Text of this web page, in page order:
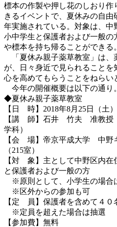
標本の作製や押し花のしおり
きるイベントで、夏休みの自
年実施されている。対象は、中
小中学生と保護者および一般の
や標本を持ち帰ることができる
「夏休み親子薬草教室」は、
が、日々身近で見られること
心を高めてもらうことをねらい
今年の開催概要は以下の通り。
◆夏休み親子薬草教室
【日 時】2018年8月25日（土
【講 師】石井 竹夫 准教授
学科）
【会 場】帝京平成大学 中野
（215室）
【対 象】主として中野区内在
と保護者および一般の方
※原則として、小学生の場合
※区外からの参加も可
【定 員】保護者を含めて４０
※定員を超えた場合は抽選
【参加費】無料